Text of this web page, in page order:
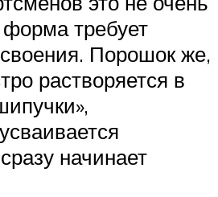
требует
Порошок же,
растворяется в
начинает